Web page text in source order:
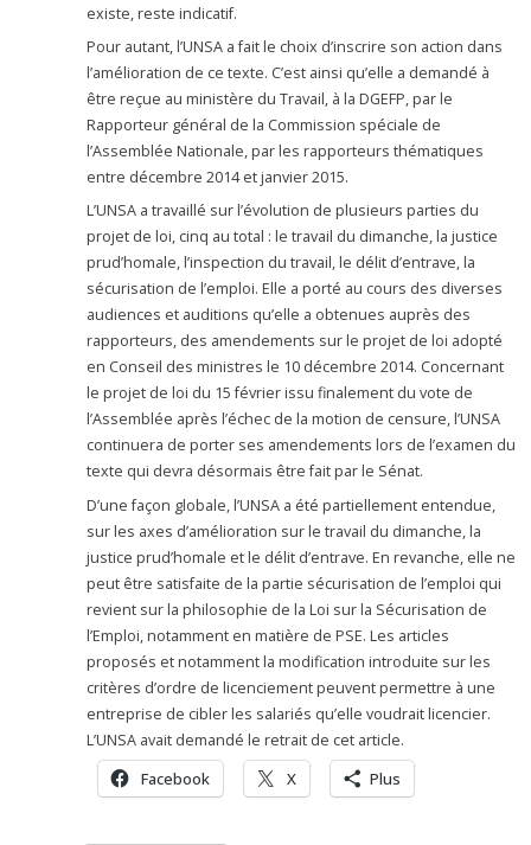
existe, reste indicatif.
Pour autant, l’UNSA a fait le choix d’inscrire son action dans
l’amélioration de ce texte. C’est ainsi qu’elle a demandé à
être reçue au ministère du Travail, à la DGEFP, par le
Rapporteur général de la Commission spéciale de
l’Assemblée Nationale, par les rapporteurs thématiques
entre décembre 2014 et janvier 2015.
L’UNSA a travaillé sur l’évolution de plusieurs parties du
projet de loi, cinq au total : le travail du dimanche, la justice
prud’homale, l’inspection du travail, le délit d’entrave, la
sécurisation de l’emploi. Elle a porté au cours des diverses
audiences et auditions qu’elle a obtenues auprès des
rapporteurs, des amendements sur le projet de loi adopté
en Conseil des ministres le 10 décembre 2014. Concernant
le projet de loi du 15 février issu finalement du vote de
l’Assemblée après l’échec de la motion de censure, l’UNSA
continuera de porter ses amendements lors de l’examen du
texte qui devra désormais être fait par le Sénat.
D’une façon globale, l’UNSA a été partiellement entendue,
sur les axes d’amélioration sur le travail du dimanche, la
justice prud’homale et le délit d’entrave. En revanche, elle ne
peut être satisfaite de la partie sécurisation de l’emploi qui
revient sur la philosophie de la Loi sur la Sécurisation de
l’Emploi, notamment en matière de PSE. Les articles
proposés et notamment la modification introduite sur les
critères d’ordre de licenciement peuvent permettre à une
entreprise de cibler les salariés qu’elle voudrait licencier.
L’UNSA avait demandé le retrait de cet article.
Facebook X Plus